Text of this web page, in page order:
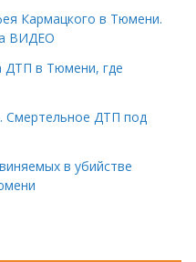
Кармацкого в Тюмени.
ВИДЕО
в Тюмени, где
Смертельное ДТП под
в убийстве